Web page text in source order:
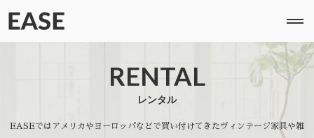
RENTAL
レンタル
EASEではアメリカやヨーロッパなどで買い付けてきたヴィンテージ家具や雑